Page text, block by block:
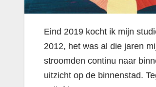
Eind 2019 kocht ik mijn
2012, het was al die jaren
stroomden continu naar
uitzicht op de binnenstad.